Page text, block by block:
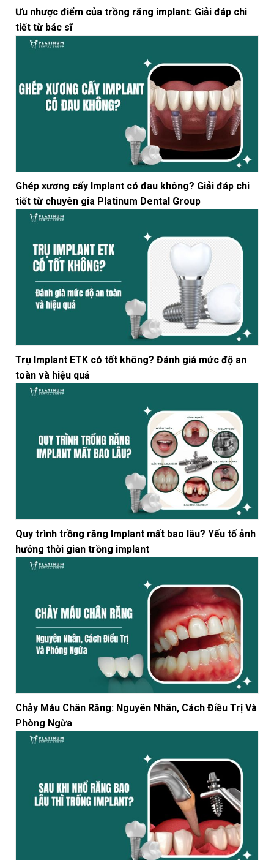
Ưu nhược điểm của trồng răng implant: Giải đáp chi
tiết từ bác sĩ
Ghép xương cấy Implant có đau không? Giải đáp chi
tiết từ chuyên gia Platinum Dental Group
Trụ Implant ETK có tốt không? Đánh giá mức độ an
toàn và hiệu quả
Quy trình trồng răng Implant mất bao lâu? Yếu tố ảnh
hưởng thời gian trồng implant
Chảy Máu Chân Răng: Nguyên Nhân, Cách Điều Trị Và
Phòng Ngừa